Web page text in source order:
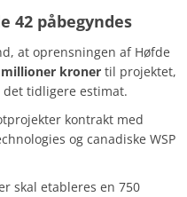
42 påbegyndes
at oprensningen af Høfde
millioner kroner til projektet,
det tidligere estimat.
kontrakt med
og canadiske WSP
skal etableres en 750